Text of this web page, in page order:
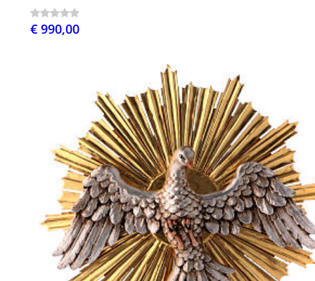
€ 990,00